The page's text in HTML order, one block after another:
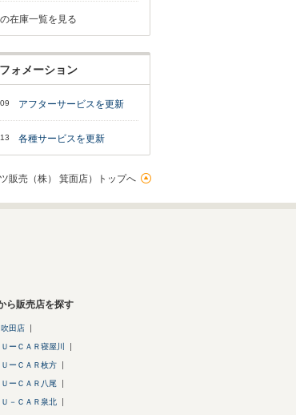
在庫一覧を見る
ォメーション
アフターサービスを更新
各種サービスを更新
販売（株） 箕面店）トップへ
ら販売店を探す
田店
ーＣＡＲ寝屋川
ーＣＡＲ枚方
ーＣＡＲ八尾
－ＣＡＲ泉北